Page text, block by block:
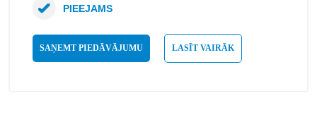
SAŅEMT PIEDĀVĀJUMU LASĪT VAIRĀK
PIEEJAMS